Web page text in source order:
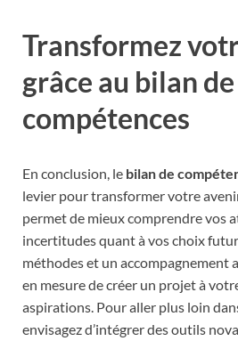
Transformez
grâce au bilan de
compétences
En conclusion, le bilan de
levier pour transformer votre
permet de mieux comprendre vos
incertitudes quant à vos choix
méthodes et un accompagnement
en mesure de créer un projet à
aspirations. Pour aller plus loin
envisagez d’intégrer des outils